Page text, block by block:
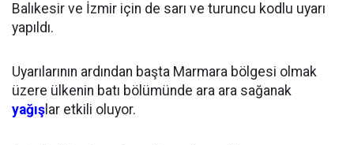
Balıkesir ve İzmir için de sarı ve turuncu kodlu uyarı
yapıldı.
Uyarılarının ardından başta Marmara bölgesi olmak
üzere ülkenin batı bölümünde ara ara sağanak
yağış lar etkili oluyor.